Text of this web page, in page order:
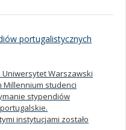
portugalistycznych
Warszawski
Millennium studenci
stypendiów
instytucjami zostało